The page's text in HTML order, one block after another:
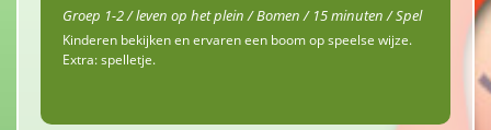
Groep 1-2 / leven op het plein / Bomen / 15 minuten / Spel
Kinderen bekijken en ervaren een boom op speelse wijze.
Extra: spelletje.